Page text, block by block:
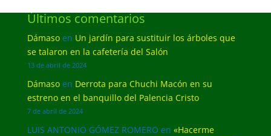
Últimos comentarios
Dámasoen Un jardín para sustituir los árboles que
se talaron en la cafetería del Salón
13 de abril de 2024
Dámasoen Derrota para Chuchi Macón en su
estreno en el banquillo del Palencia Cristo
7 de abril de 2024
LUIS ANTONIO GÓMEZ ROMERO en «Hacerme